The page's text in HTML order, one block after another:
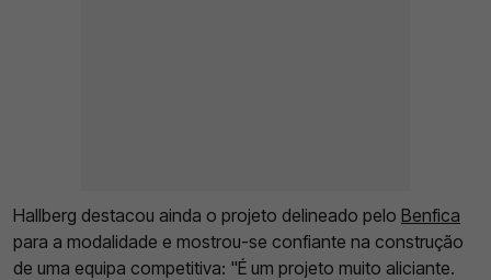
Hallberg destacou ainda o projeto delineado pelo Benfica
para a modalidade e mostrou-se confiante na construção
de uma equipa competitiva: "É um projeto muito aliciante.